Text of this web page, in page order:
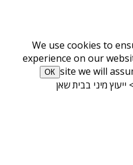
We use cookies to
experience on our
site we will
ОК
ייעוץ מיני בבית שאן